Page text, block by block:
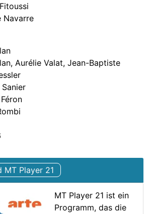
Navarre
Aurélie Valat, Jean-Baptiste
Player 21
MT Player 21 ist ein
Programm, das die